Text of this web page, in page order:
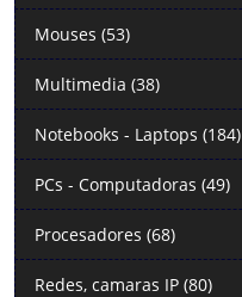
Mouses (53)
Multimedia (38)
Notebooks - Laptops (184)
PCs - Computadoras (49)
Procesadores (68)
Redes, camaras IP (80)